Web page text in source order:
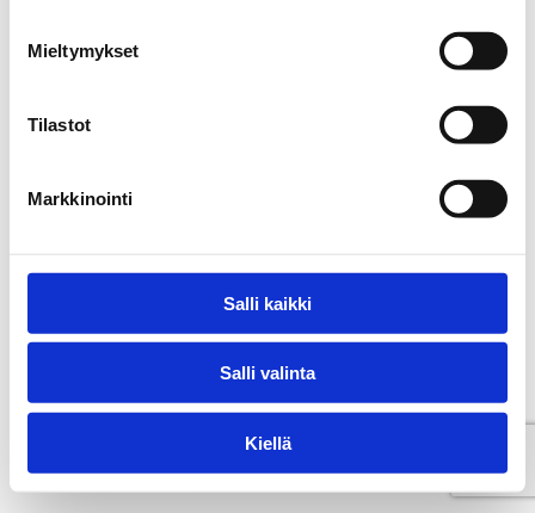
Mieltymykset
Tilastot
Markkinointi
Salli kaikki
Salli valinta
Kiellä